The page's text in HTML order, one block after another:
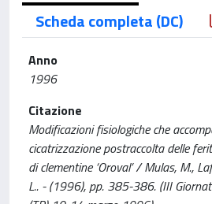
Scheda completa (DC)
Anno
1996
Citazione
Modificazioni fisiologiche che
cicatrizzazione postraccolta delle
di clementine ‘Oroval’ / Mulas, M.,
L.. - (1996), pp. 385-386. (III